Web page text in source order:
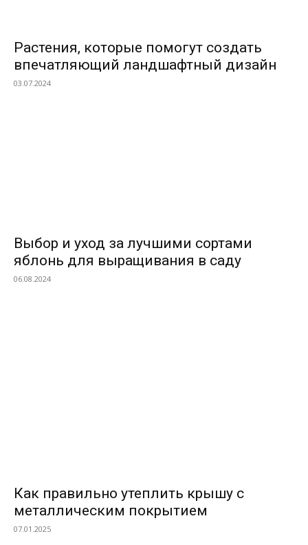
Растения, которые помогут создать
впечатляющий ландшафтный дизайн
03.07.2024
Выбор и уход за лучшими сортами
яблонь для выращивания в саду
06.08.2024
Как правильно утеплить крышу с
металлическим покрытием
07.01.2025